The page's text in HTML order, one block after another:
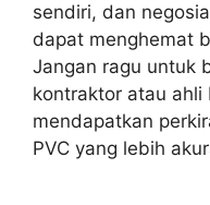
sendiri, dan
dapat menghemat
Jangan ragu untuk
kontraktor atau ahli
mendapatkan
PVC yang lebih